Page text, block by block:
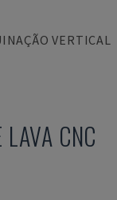
VERTICAL
LAVA CNC